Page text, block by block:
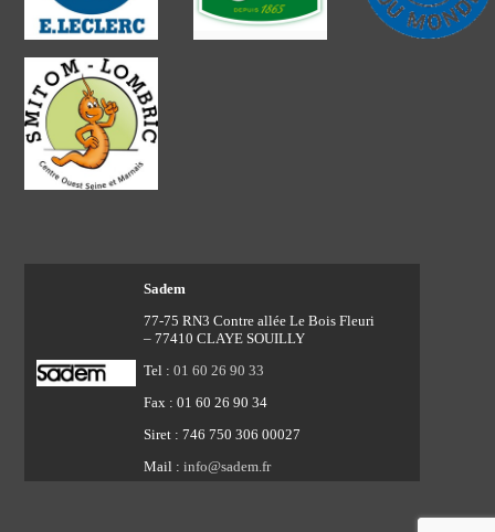
Sadem
77-75 RN3 Contre allée Le Bois Fleuri
– 77410 CLAYE SOUILLY
Tel : 01 60 26 90 33
Fax : 01 60 26 90 34
Siret : 746 750 306 00027
Mail : info@sadem.fr